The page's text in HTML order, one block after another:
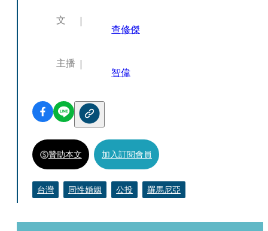
文
查修傑
主播
智偉
贊助本文 加入訂閱會員
台灣 同性婚姻 公投 羅馬尼亞